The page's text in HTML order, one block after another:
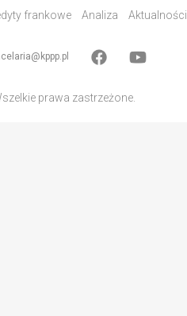
frankowe Analiza Aktualności
prawa zastrzeżone.